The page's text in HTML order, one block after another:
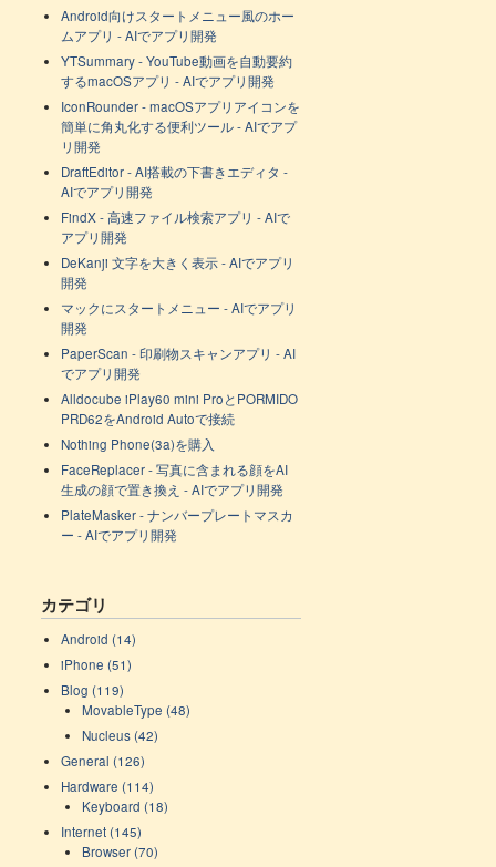
Android向けスタートメニュー風のホー
ムアプリ - AIでアプリ開発
YTSummary - YouTube動画を自動要約
するmacOSアプリ - AIでアプリ開発
IconRounder - macOSアプリアイコンを
簡単に角丸化する便利ツール - AIでアプ
リ開発
DraftEditor - AI搭載の下書きエディタ -
AIでアプリ開発
FindX - 高速ファイル検索アプリ - AIで
アプリ開発
DeKanji 文字を大きく表示 - AIでアプリ
開発
マックにスタートメニュー - AIでアプリ
開発
PaperScan - 印刷物スキャンアプリ - AI
でアプリ開発
Alldocube iPlay60 mini ProとPORMIDO
PRD62をAndroid Autoで接続
Nothing Phone(3a)を購入
FaceReplacer - 写真に含まれる顔をAI
生成の顔で置き換え - AIでアプリ開発
PlateMasker - ナンバープレートマスカ
ー - AIでアプリ開発
カテゴリ
Android (14)
iPhone (51)
Blog (119)
MovableType (48)
Nucleus (42)
General (126)
Hardware (114)
Keyboard (18)
Internet (145)
Browser (70)